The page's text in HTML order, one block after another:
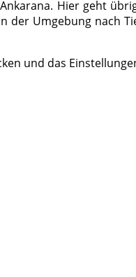
Hier geht
Umgebung nach
und das